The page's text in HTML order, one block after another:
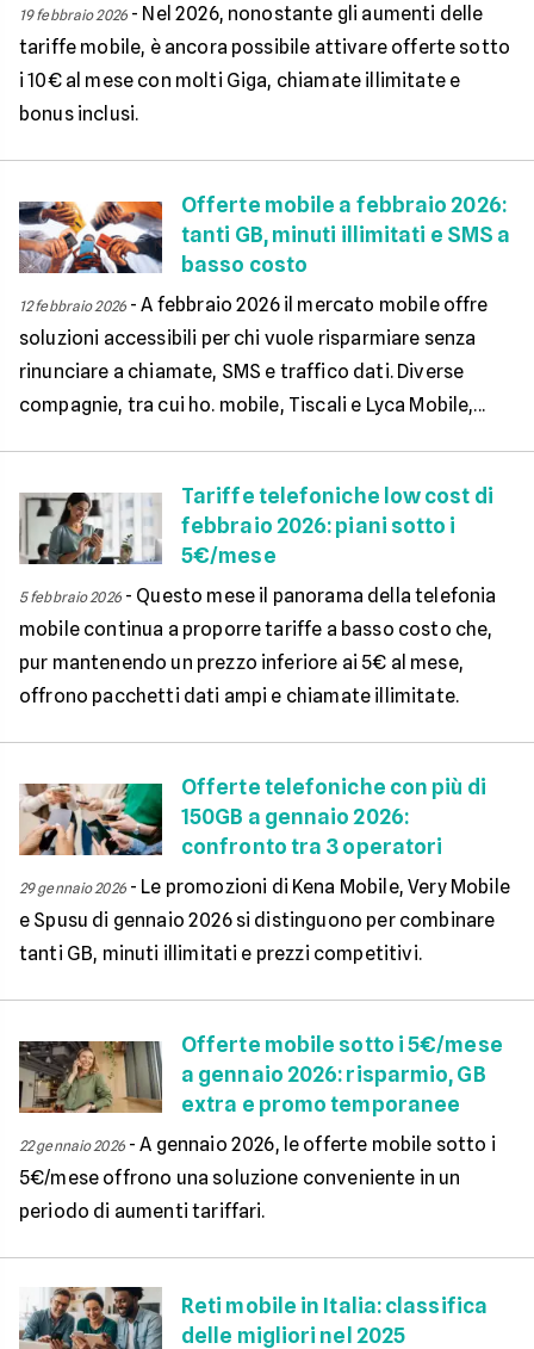
19 febbraio 2026- Nel 2026, nonostante gli aumenti delle
tariffe mobile, è ancora possibile attivare offerte sotto
i 10€ al mese con molti Giga, chiamate illimitate e
bonus inclusi.
Offerte mobile a febbraio 2026:
tanti GB, minuti illimitati e SMS a
basso costo
12 febbraio 2026-A febbraio 2026 il mercato mobile offre
soluzioni accessibili per chi vuole risparmiare senza
rinunciare a chiamate, SMS e traffico dati. Diverse
compagnie, tra cui ho. mobile, Tiscali e Lyca Mobile,...
Tariffe telefoniche low cost di
febbraio 2026: piani sotto i
5€/mese
5 febbraio 2026- Questo mese il panorama della telefonia
mobile continua a proporre tariffe a basso costo che,
pur mantenendo un prezzo inferiore ai 5€ al mese,
offrono pacchetti dati ampi e chiamate illimitate.
Offerte telefoniche con più di
150GB a gennaio 2026:
confronto tra 3 operatori
29 gennaio 2026- Le promozioni di Kena Mobile, Very Mobile
e Spusu di gennaio 2026 si distinguono per combinare
tanti GB, minuti illimitati e prezzi competitivi.
Offerte mobile sotto i 5€/mese
a gennaio 2026: risparmio, GB
extra e promo temporanee
22 gennaio 2026-A gennaio 2026, le offerte mobile sotto i
5€/mese offrono una soluzione conveniente in un
periodo di aumenti tariffari.
Reti mobile in Italia: classifica
delle migliori nel 2025